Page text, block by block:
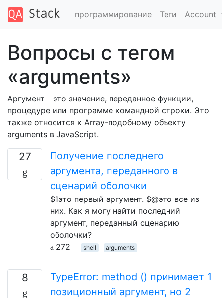
программирование Теги Account
Вопросы с тегом
«arguments»
Аргумент - это значение, переданное функции,
процедуре или программе командной строки. Это
также относится к Array-подобному объекту
arguments в JavaScript.
27
Получение последнего
аргумента, переданного в
сценарий оболочки
$1это первый аргумент. $@это все из
них. Как я могу найти последний
аргумент, переданный сценарию
оболочки?
272
shell arguments
8
TypeError: method () принимает 1
позиционный аргумент, но 2